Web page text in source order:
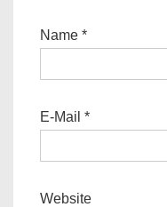
Name *
E-Mail *
Website